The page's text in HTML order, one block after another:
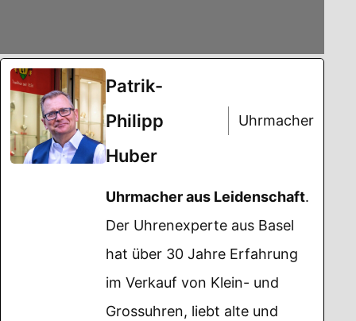
Patrik-
Philipp
Huber
Uhrmacher
Uhrmacher aus Leidenschaft.
Der Uhrenexperte aus Basel
hat über 30 Jahre Erfahrung
im Verkauf von Klein- und
Grossuhren, liebt alte und